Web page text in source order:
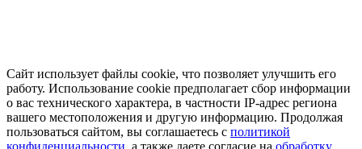
Сайт использует файлы cookie, что позволяет улучшить его
работу. Использование cookie предполагает сбор информации
о вас технического характера, в частности IP-адрес региона
вашего местоположения и другую информацию. Продолжая
пользоваться сайтом, вы соглашаетесь с политикой